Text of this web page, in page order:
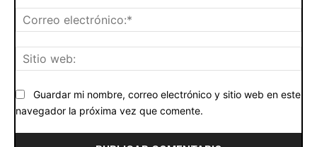
Guardar mi nombre, correo electrónico y sitio web en este
navegador la próxima vez que comente.